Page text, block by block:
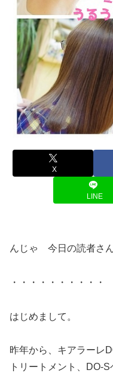
X
LINE
んじゃ 今日の読者さ
・・・・・・・・・・
はじめまして。
昨年から、キアラーレ
トリートメント、DO-